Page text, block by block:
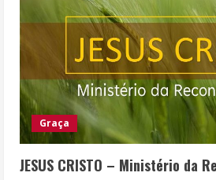
Graça
JESUS CRISTO – Ministério da